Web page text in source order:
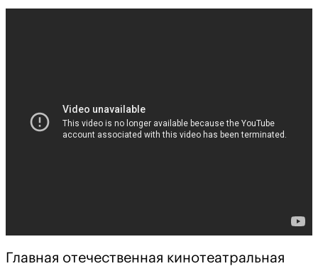
Главная отечественная кинотеатральная